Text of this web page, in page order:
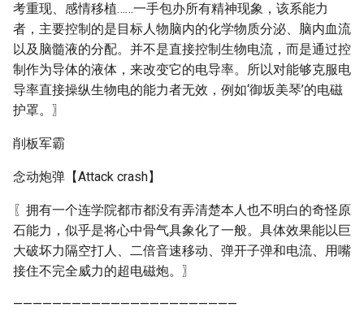
考重现、感情移植……一手包办所有精神现象，该系能力
者，主要控制的是目标人物脑内的化学物质分泌、脑内血流
以及脑髓液的分配。并不是直接控制生物电流，而是通过控
制作为导体的液体，来改变它的电导率。所以对能够克服电
导率直接操纵生物电的能力者无效，例如‘御坂美琴’的电磁
护罩。〗
削板军霸
念动炮弹【Attack crash】
〖拥有一个连学院都市都没有弄清楚本人也不明白的奇怪原
石能力，似乎是将心中骨气具象化了一般。具体效果能以巨
大破坏力隔空打人、二倍音速移动、弹开子弹和电流、用嘴
接住不完全威力的超电磁炮。〗
———————————————————————